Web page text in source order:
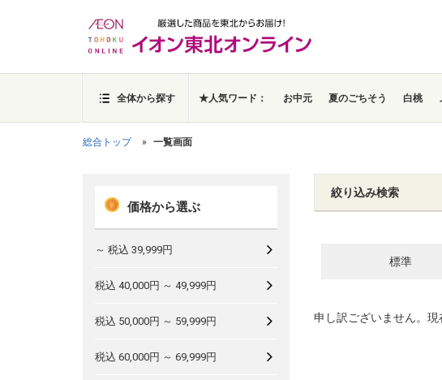
全体から探す ★人気ワード： お中元 夏のごちそう 白桃
総合トップ 一覧画面
価格から選ぶ
～ 税込 39,999円
税込 40,000円 ～ 49,999円
税込 50,000円 ～ 59,999円
税込 60,000円 ～ 69,999円
絞り込み検索
標準
申し訳ございません。現